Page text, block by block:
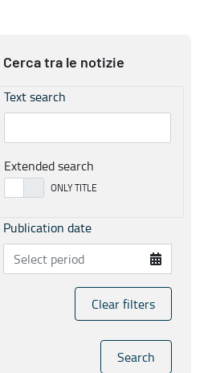
Cerca tra le notizie
Text search
Extended search
Publication date
Clear filters
Search